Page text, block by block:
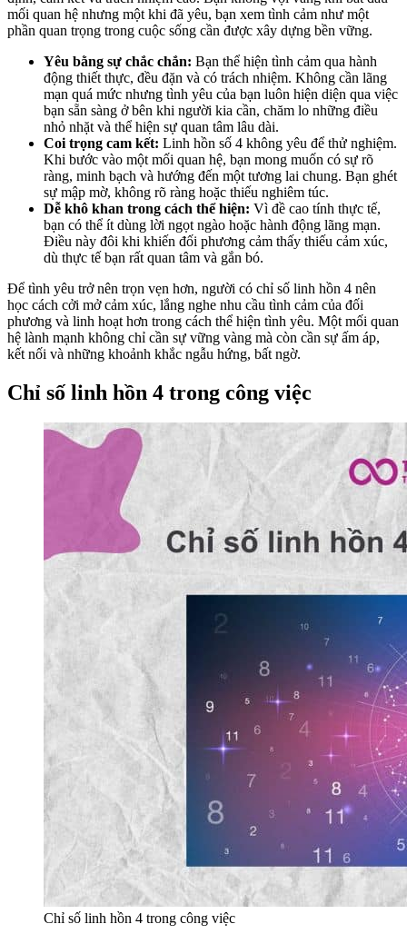
mối quan hệ nhưng một khi đã yêu, bạn xem tình cảm như một
phần quan trọng trong cuộc sống cần được xây dựng bền vững.
Yêu bằng sự chắc chắn: Bạn thể hiện tình cảm qua hành
động thiết thực, đều đặn và có trách nhiệm. Không cần lãng
mạn quá mức nhưng tình yêu của bạn luôn hiện diện qua việc
bạn sẵn sàng ở bên khi người kia cần, chăm lo những điều
nhỏ nhặt và thể hiện sự quan tâm lâu dài.
Coi trọng cam kết: Linh hồn số 4 không yêu để thử nghiệm.
Khi bước vào một mối quan hệ, bạn mong muốn có sự rõ
ràng, minh bạch và hướng đến một tương lai chung. Bạn ghét
sự mập mờ, không rõ ràng hoặc thiếu nghiêm túc.
Dễ khô khan trong cách thể hiện: Vì đề cao tính thực tế,
bạn có thể ít dùng lời ngọt ngào hoặc hành động lãng mạn.
Điều này đôi khi khiến đối phương cảm thấy thiếu cảm xúc,
dù thực tế bạn rất quan tâm và gắn bó.
Để tình yêu trở nên trọn vẹn hơn, người có chỉ số linh hồn 4 nên
học cách cởi mở cảm xúc, lắng nghe nhu cầu tình cảm của đối
phương và linh hoạt hơn trong cách thể hiện tình yêu. Một mối quan
hệ lành mạnh không chỉ cần sự vững vàng mà còn cần sự ấm áp,
kết nối và những khoảnh khắc ngẫu hứng, bất ngờ.
Chỉ số linh hồn 4 trong công việc
Chỉ số linh hồn 4 trong công việc